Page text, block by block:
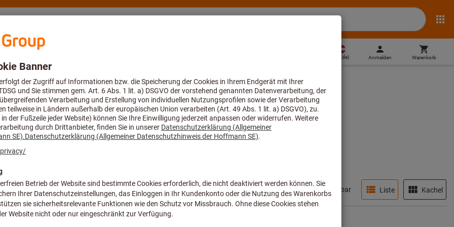
Beratung und Support
(de) Anmelden Warenkorb
HSK (ISO 12164-1)
Sofort lieferbar Liste Kachel